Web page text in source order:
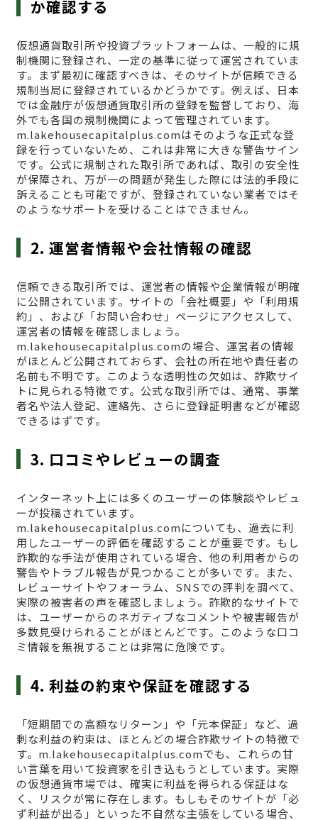
か確認する
仮想通貨取引所や投資プラットフォームは、一般的に規
制機関に登録され、一定の基準に従って運営されていま
す。まず最初に確認すべきは、そのサイトが信頼できる
規制当局に登録されているかどうかです。例えば、日本
では金融庁が仮想通貨取引所の登録を監督しており、海
外でも各国の規制機関によって管理されています。
m.lakehousecapitalplus.comはそのような正式な登
録を行っていないため、これは非常に大きな警告サイン
です。公式に規制された取引所であれば、取引の安全性
が保障され、万が一の問題が発生した際には法的手段に
訴えることも可能ですが、登録されていない業者ではそ
のようなサポートを受けることはできません。
2. 運営者情報や会社情報の確認
信頼できる取引所では、運営者の情報や企業情報が明確
に公開されています。サイトの「会社概要」や「利用規
約」、および「お問い合わせ」ページにアクセスして、
運営者の情報を確認しましょう。
m.lakehousecapitalplus.comの場合、運営者の情報
がほとんど公開されておらず、会社の所在地や責任者の
名前も不明です。このような透明性の欠如は、詐欺サイ
トに見られる特徴です。公式な取引所では、通常、事業
者名や法人登記、連絡先、さらに登録証明書などが確認
できるはずです。
3. 口コミやレビューの調査
インターネット上には多くのユーザーの体験談やレビュ
ーが投稿されています。
m.lakehousecapitalplus.comについても、過去に利
用したユーザーの評価を確認することが重要です。もし
詐欺的な手法が使用されている場合、他の利用者からの
警告やトラブル報告が見つかることが多いです。また、
レビューサイトやフォーラム、SNSでの評判を調べて、
実際の被害者の声を確認しましょう。詐欺的なサイトで
は、ユーザーからのネガティブなコメントや被害報告が
多数見受けられることがほとんどです。このような口コ
ミ情報を無視することは非常に危険です。
4. 利益の約束や保証を確認する
「短期間での高額なリターン」や「元本保証」など、過
剰な利益の約束は、ほとんどの場合詐欺サイトの特徴で
す。m.lakehousecapitalplus.comでも、これらの甘
い言葉を用いて投資家を引き込もうとしています。実際
の仮想通貨市場では、確実に利益を得られる保証はな
く、リスクが常に存在します。もしもそのサイトが「必
ず利益が出る」といった不自然な主張をしている場合、